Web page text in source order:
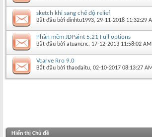
sketch khi sang chế độ relief
Bắt đầu bởi dinhtu1993‎, 29-11-2018 11:32:29
Phần mềm JDPaint 5.21 Full options
Bắt đầu bởi atuancnc‎, 17-12-2013 11:58:02 AM
Vcarve Rro 9.0
Bắt đầu bởi thaodaitu‎, 02-10-2017 08:13:27 AM
Hiển thị Chủ đề